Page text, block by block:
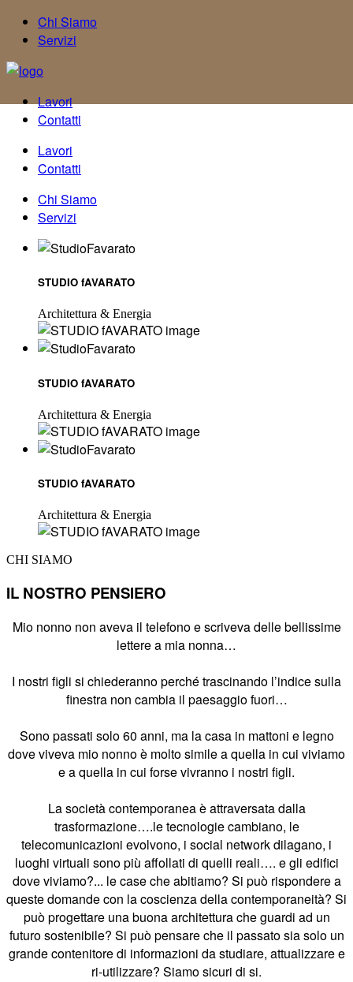
Chi Siamo
Servizi
Lavori
Contatti
Lavori
Contatti
Chi Siamo
Servizi
STUDIO fAVARATO
Architettura & Energia
STUDIO fAVARATO
Architettura & Energia
STUDIO fAVARATO
Architettura & Energia
CHI SIAMO
IL NOSTRO PENSIERO
Mio nonno non aveva il telefono e scriveva delle bellissime
lettere a mia nonna…
I nostri figli si chiederanno perché trascinando l’indice sulla
finestra non cambia il paesaggio fuori…
Sono passati solo 60 anni, ma la casa in mattoni e legno
dove viveva mio nonno è molto simile a quella in cui viviamo
e a quella in cui forse vivranno i nostri figli.
La società contemporanea è attraversata dalla
trasformazione….le tecnologie cambiano, le
telecomunicazioni evolvono, i social network dilagano, i
luoghi virtuali sono più affollati di quelli reali…. e gli edifici
dove viviamo?... le case che abitiamo? Si può rispondere a
queste domande con la coscienza della contemporaneità? Si
può progettare una buona architettura che guardi ad un
futuro sostenibile? Si può pensare che il passato sia solo un
grande contenitore di informazioni da studiare, attualizzare e
ri-utilizzare? Siamo sicuri di si.